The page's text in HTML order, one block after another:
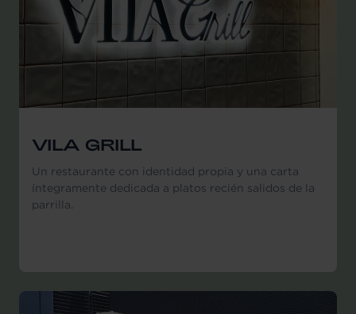
VILA GRILL
Un restaurante con identidad propia y una carta
íntegramente dedicada a platos recién salidos de la
parrilla.